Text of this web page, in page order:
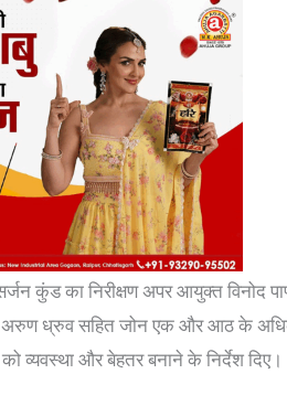
कुंड का निरीक्षण अपर आयुक्त विनोद
अरुण ध्रुव सहित जोन एक और आठ के
व्यवस्था और बेहतर बनाने के निर्देश दिए।